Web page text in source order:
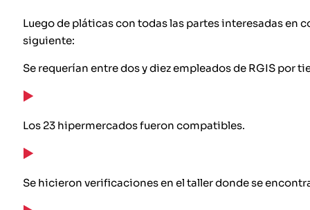
Luego de pláticas con todas las partes interesadas en
siguiente:
Se requerían entre dos y diez empleados de RGIS por
Los 23 hipermercados fueron compatibles.
Se hicieron verificaciones en el taller donde se